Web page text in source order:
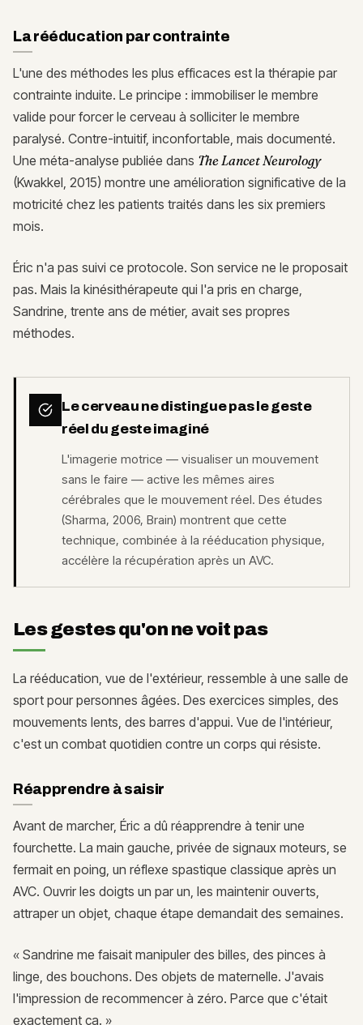
La rééducation par contrainte
L'une des méthodes les plus efficaces est la thérapie par
contrainte induite. Le principe : immobiliser le membre
valide pour forcer le cerveau à solliciter le membre
paralysé. Contre-intuitif, inconfortable, mais documenté.
Une méta-analyse publiée dans The Lancet Neurology
(Kwakkel, 2015) montre une amélioration significative de la
motricité chez les patients traités dans les six premiers
mois.
Éric n'a pas suivi ce protocole. Son service ne le proposait
pas. Mais la kinésithérapeute qui l'a pris en charge,
Sandrine, trente ans de métier, avait ses propres
méthodes.
Le cerveau ne distingue pas le geste
réel du geste imaginé
L'imagerie motrice — visualiser un mouvement
sans le faire — active les mêmes aires
cérébrales que le mouvement réel. Des études
(Sharma, 2006, Brain) montrent que cette
technique, combinée à la rééducation physique,
accélère la récupération après un AVC.
Les gestes qu'on ne voit pas
La rééducation, vue de l'extérieur, ressemble à une salle de
sport pour personnes âgées. Des exercices simples, des
mouvements lents, des barres d'appui. Vue de l'intérieur,
c'est un combat quotidien contre un corps qui résiste.
Réapprendre à saisir
Avant de marcher, Éric a dû réapprendre à tenir une
fourchette. La main gauche, privée de signaux moteurs, se
fermait en poing, un réflexe spastique classique après un
AVC. Ouvrir les doigts un par un, les maintenir ouverts,
attraper un objet, chaque étape demandait des semaines.
« Sandrine me faisait manipuler des billes, des pinces à
linge, des bouchons. Des objets de maternelle. J'avais
l'impression de recommencer à zéro. Parce que c'était
exactement ça. »